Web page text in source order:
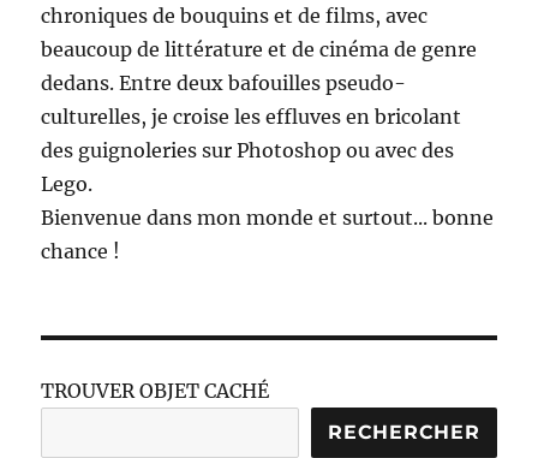
chroniques de bouquins et de films, avec
beaucoup de littérature et de cinéma de genre
dedans. Entre deux bafouilles pseudo-
culturelles, je croise les effluves en bricolant
des guignoleries sur Photoshop ou avec des
Lego.
Bienvenue dans mon monde et surtout... bonne
chance !
TROUVER OBJET CACHÉ
RECHERCHER